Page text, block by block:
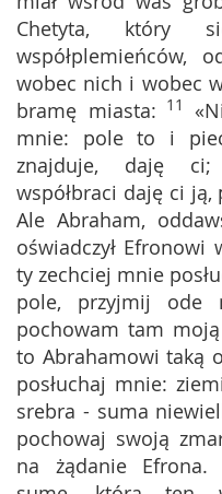
Chetyta, który
współplemieńców,
wobec nich i wobec
bramę miasta: 11
mnie: pole to i
znajduje, daję
współbraci daję ci ją,
Ale Abraham,
oświadczył Efronowi
ty zechciej mnie
pole, przyjmij ode
pochowam tam moją
to Abrahamowi taką
posłuchaj mnie:
srebra - suma
pochowaj swoją
na żądanie Efrona.